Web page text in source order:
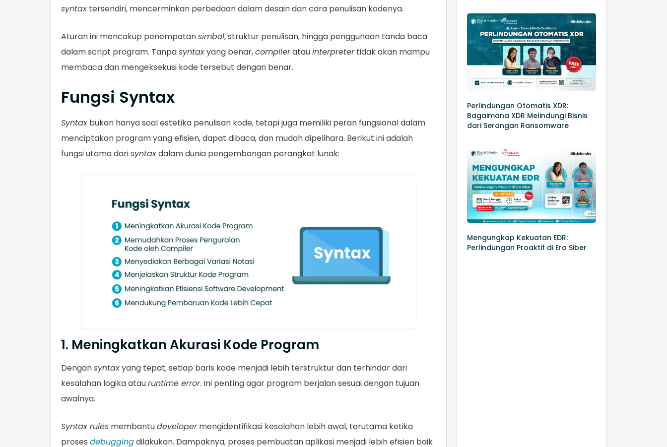
syntax tersendiri, mencerminkan perbedaan dalam desain dan cara penulisan kodenya.
Aturan ini mencakup penempatansimbol, struktur penulisan, hingga penggunaan tanda baca
dalam script program. Tanpasyntaxyang benar,compileratauinterpretertidak akan mampu
membaca dan mengeksekusi kode tersebut dengan benar.
Fungsi Syntax
Syntax bukan hanya soal estetika penulisan kode, tetapi juga memiliki peran fungsional dalam
menciptakan program yang efisien, dapat dibaca, dan mudah dipelihara. Berikut ini adalah
fungsi utama darisyntaxdalam dunia pengembangan perangkat lunak:
1. Meningkatkan Akurasi Kode Program
Dengansyntaxyang tepat, setiap baris kode menjadi lebih terstruktur dan terhindar dari
kesalahan logika atauruntime error. Ini penting agar program berjalan sesuai dengan tujuan
awalnya.
Syntax rules membantudevelopermengidentifikasi kesalahan lebih awal, terutama ketika
proses debuggingdilakukan. Dampaknya, proses pembuatan aplikasi menjadi lebih efisien baik
Perlindungan Otomatis XDR:
Bagaimana XDR Melindungi Bisnis
dari Serangan Ransomware
Mengungkap Kekuatan EDR:
Perlindungan Proaktif di Era Siber